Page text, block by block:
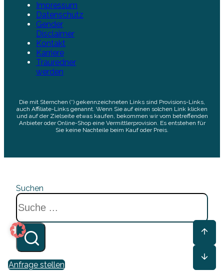
Impressum
Datenschutz
Gender
Disclaimer
Kontakt
Karriere
Trauredner
werden
Die mit Sternchen (*) gekennzeichneten Links sind Provisions-Links,
auch Affiliate-Links genannt. Wenn Sie auf einen solchen Link klicken
und auf der Zielseite etwas kaufen, bekommen wir vom betreffenden
Anbieter oder Online-Shop eine Vermittlerprovision. Es entstehen für
Sie keine Nachteile beim Kauf oder Preis.
Anfrage stellen
Suchen